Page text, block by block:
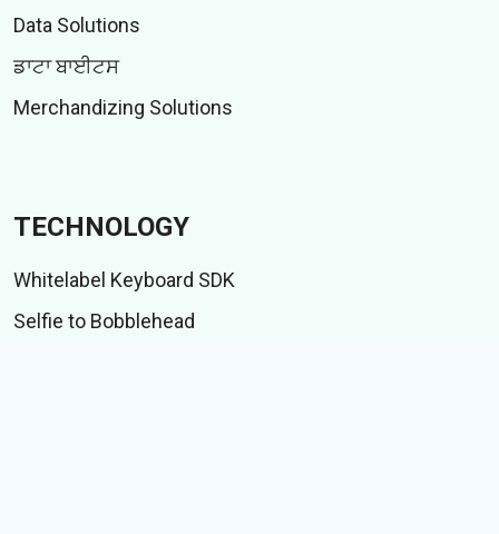
Data Solutions
ਡਾਟਾ ਬਾਈਟਸ
Merchandizing Solutions
TECHNOLOGY
Whitelabel Keyboard SDK
Selfie to Bobblehead